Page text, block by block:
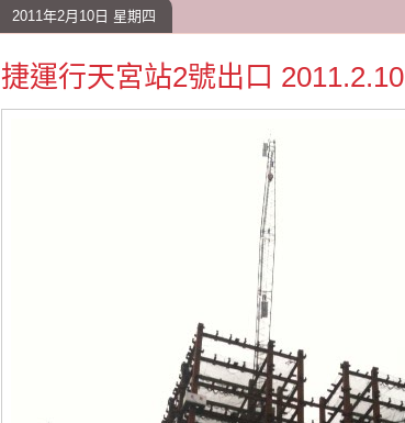
2011年2月10日 星期四
捷運行天宮站2號出口 2011.2.10